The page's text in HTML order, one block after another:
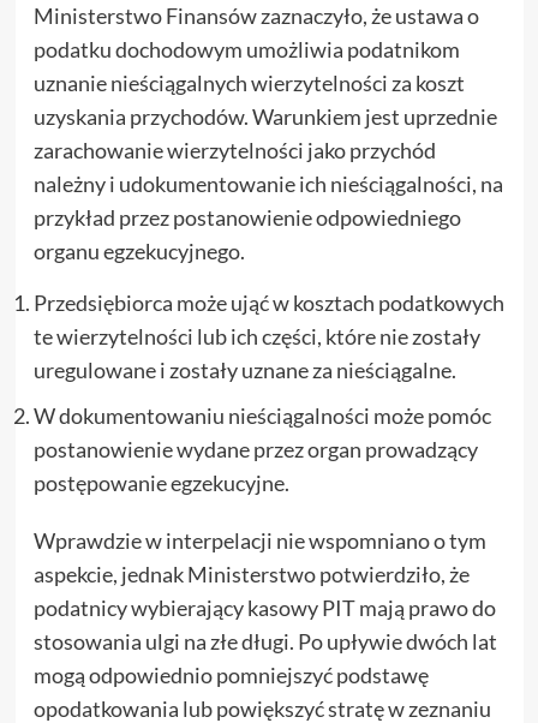
Ministerstwo Finansów zaznaczyło, że ustawa o
podatku dochodowym umożliwia podatnikom
uznanie nieściągalnych wierzytelności za koszt
uzyskania przychodów. Warunkiem jest uprzednie
zarachowanie wierzytelności jako przychód
należny i udokumentowanie ich nieściągalności, na
przykład przez postanowienie odpowiedniego
organu egzekucyjnego.
Przedsiębiorca może ująć w kosztach podatkowych
te wierzytelności lub ich części, które nie zostały
uregulowane i zostały uznane za nieściągalne.
W dokumentowaniu nieściągalności może pomóc
postanowienie wydane przez organ prowadzący
postępowanie egzekucyjne.
Wprawdzie w interpelacji nie wspomniano o tym
aspekcie, jednak Ministerstwo potwierdziło, że
podatnicy wybierający kasowy PIT mają prawo do
stosowania ulgi na złe długi. Po upływie dwóch lat
mogą odpowiednio pomniejszyć podstawę
opodatkowania lub powiększyć stratę w zeznaniu